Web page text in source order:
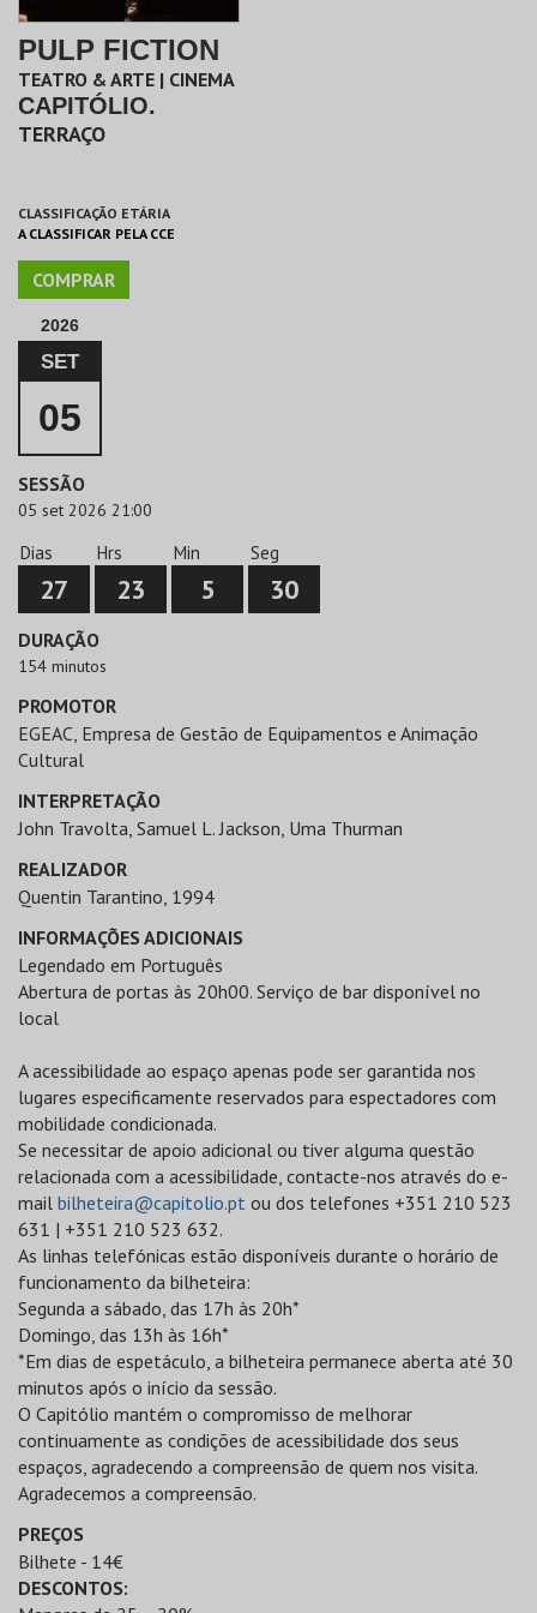
PULP FICTION
TEATRO & ARTE | CINEMA
CAPITÓLIO.
TERRAÇO
CLASSIFICAÇÃO ETÁRIA
A CLASSIFICAR PELA CCE
COMPRAR
2026
SET
05
SESSÃO
05 set 2026 21:00
Dias
27
Hrs
23
Min
5
Seg
30
DURAÇÃO
154 minutos
PROMOTOR
EGEAC, Empresa de Gestão de Equipamentos e Animação
Cultural
INTERPRETAÇÃO
John Travolta, Samuel L. Jackson, Uma Thurman
REALIZADOR
Quentin Tarantino, 1994
INFORMAÇÕES ADICIONAIS
Legendado em Português
Abertura de portas às 20h00. Serviço de bar disponível no
local
A acessibilidade ao espaço apenas pode ser garantida nos
lugares especificamente reservados para espectadores com
mobilidade condicionada.
Se necessitar de apoio adicional ou tiver alguma questão
relacionada com a acessibilidade, contacte-nos através do e-
mail bilheteira@capitolio.pt ou dos telefones +351 210 523
631 | +351 210 523 632.
As linhas telefónicas estão disponíveis durante o horário de
funcionamento da bilheteira:
Segunda a sábado, das 17h às 20h*
Domingo, das 13h às 16h*
*Em dias de espetáculo, a bilheteira permanece aberta até 30
minutos após o início da sessão.
O Capitólio mantém o compromisso de melhorar
continuamente as condições de acessibilidade dos seus
espaços, agradecendo a compreensão de quem nos visita.
Agradecemos a compreensão.
PREÇOS
Bilhete - 14€
DESCONTOS: